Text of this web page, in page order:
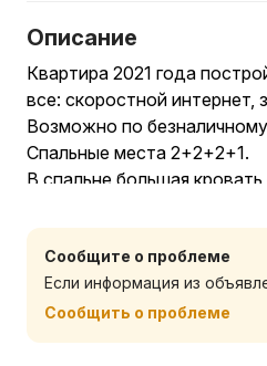
Описание
Квартира 2021 года
все: скоростной интернет,
Возможно по
Спальные места 2+2+2+1.
В спальне большая
Есть застеклённая
брестской крепости и
Компаниям для
Стоимость зависит от
Отчётные документы
Сообщите о проблеме
Если информация из
Сообщить о проблеме